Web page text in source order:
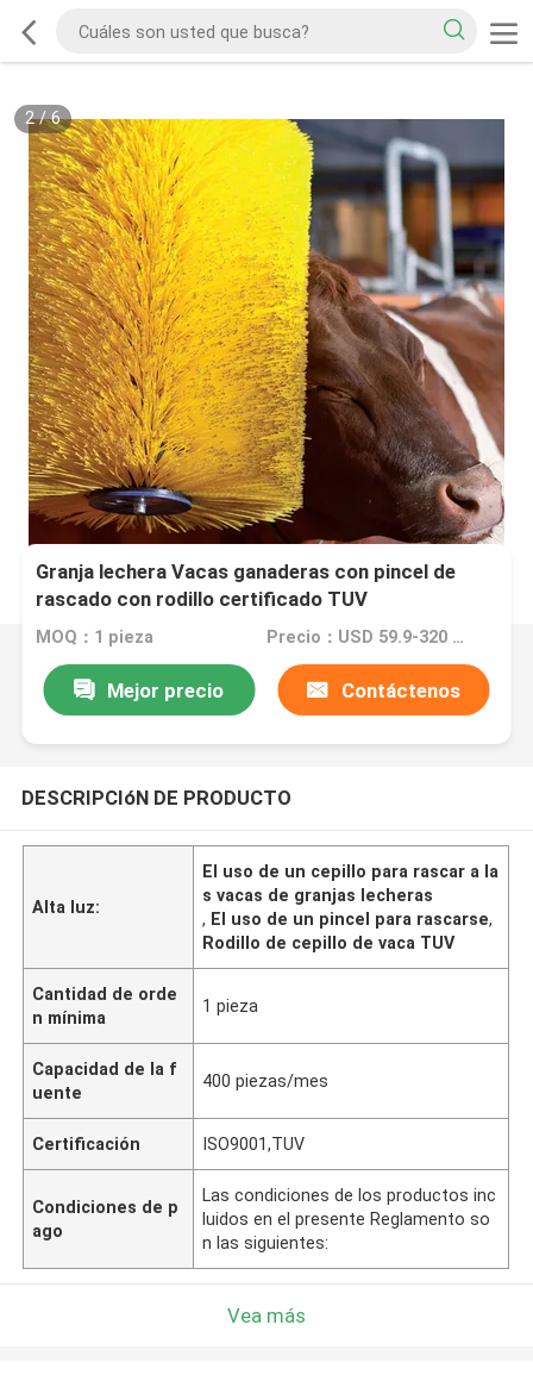
2/6
Granja lechera Vacas ganaderas con pincel de
rascado con rodillo certificado TUV
MOQ：1 pieza Precio：USD 59.9-320 Piece
Mejor precio Contáctenos
DESCRIPCIóN DE PRODUCTO
Alta luz:
El uso de un cepillo para rascar a la
s vacas de granjas lecheras
, El uso de un pincel para rascarse,
Rodillo de cepillo de vaca TUV
Cantidad de orde
n mínima
1 pieza
Capacidad de la f
uente
400 piezas/mes
Certificación ISO9001,TUV
Condiciones de p
ago
Las condiciones de los productos inc
luidos en el presente Reglamento so
n las siguientes:
Vea más